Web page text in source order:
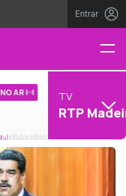
Entrar
NO AR TV
RTP